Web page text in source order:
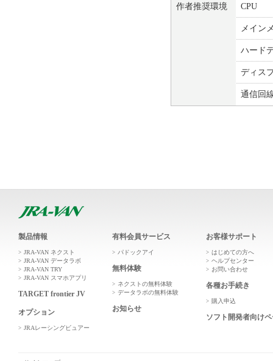
作者推奨環境 CPU
メイン
ハード
ディス
通信回
製品情報
JRA-VAN ネクスト
JRA-VAN データラボ
JRA-VAN TRY
JRA-VAN スマホアプリ
TARGET frontier JV
オプション
JRAレーシングビュアー
有料会員サービス
パドックアイ
無料体験
ネクストの無料体験
データラボの無料体験
お知らせ
お客様サポート
はじめての方へ
ヘルプセンター
お問い合わせ
各種お手続き
購入申込
ソフト開発者向け